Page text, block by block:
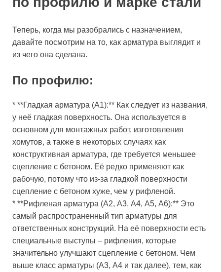
Теперь, когда мы разобрались с назначением,
давайте посмотрим на то, как арматура выглядит и
из чего она сделана.
По профилю:
* **Гладкая арматура (А1):** Как следует из названия,
у неё гладкая поверхность. Она используется в
основном для монтажных работ, изготовления
хомутов, а также в некоторых случаях как
конструктивная арматура, где требуется меньшее
сцепление с бетоном. Её редко применяют как
рабочую, потому что из-за гладкой поверхности
сцепление с бетоном хуже, чем у рифленой.
* **Рифленая арматура (А2, А3, А4, А5, А6):** Это
самый распространенный тип арматуры для
ответственных конструкций. На её поверхности есть
специальные выступы – рифления, которые
значительно улучшают сцепление с бетоном. Чем
выше класс арматуры (А3, А4 и так далее), тем, как